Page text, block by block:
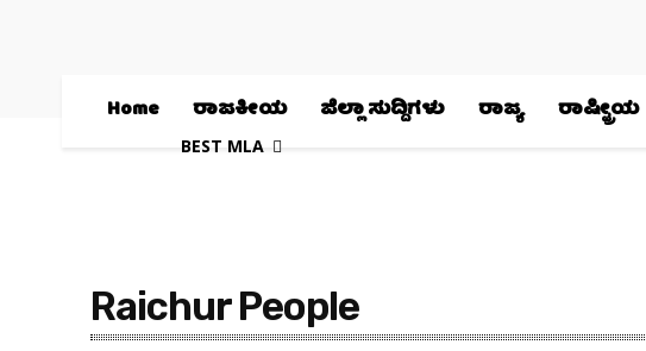
Home ರಾಜಕೀಯ ಜಿಲ್ಲಾ ಸುದ್ದಿಗಳು ರಾಜ್ಯ ರಾಷ್ಟ್ರೀಯ
BEST MLA
Raichur People